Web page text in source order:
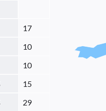
17
10
10
15
29